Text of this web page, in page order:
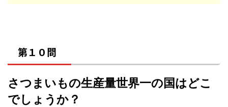
第１０問
さつまいもの生産量世界一の国はどこ
でしょうか？